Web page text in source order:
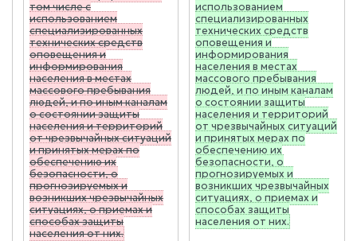
том числе с
использованием
специализированных
технических средств
оповещения и
информирования
населения в местах
массового пребывания
людей, и по иным каналам
о состоянии защиты
населения и территорий
от чрезвычайных ситуаций
и принятых мерах по
обеспечению их
безопасности, о
прогнозируемых и
возникших чрезвычайных
ситуациях, о приемах и
способах защиты
населения от них.
использованием
специализированных
технических средств
оповещения и
информирования
населения в местах
массового пребывания
людей, и по иным каналам
о состоянии защиты
населения и территорий
от чрезвычайных ситуаций
и принятых мерах по
обеспечению их
безопасности, о
прогнозируемых и
возникших чрезвычайных
ситуациях, о приемах и
способах защиты
населения от них.